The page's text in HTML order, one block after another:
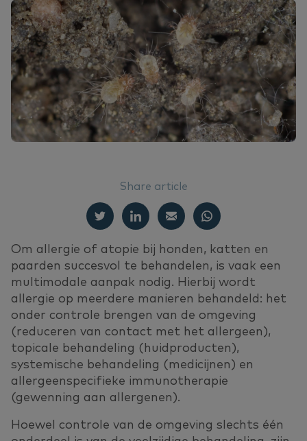
Deutsch
English
Français
Share article
Om allergie of atopie bij honden, katten en
paarden succesvol te behandelen, is vaak een
multimodale aanpak nodig. Hierbij wordt
allergie op meerdere manieren behandeld: het
onder controle brengen van de omgeving
(reduceren van contact met het allergeen),
topicale behandeling (huidproducten),
systemische behandeling (medicijnen) en
allergeenspecifieke immunotherapie
(gewenning aan allergenen).
Hoewel controle van de omgeving slechts één